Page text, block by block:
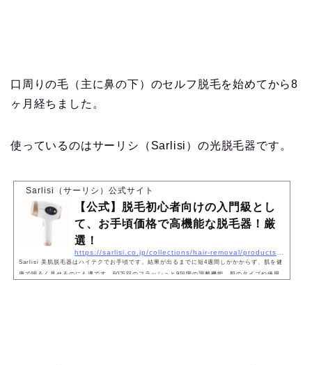
口周りの毛（主に鼻の下）のセルフ脱毛を始めてから8
ヶ月経ちました。
使っているのはサーリシ（Sarlisi）の光脱毛器です。
Sarlisi（サーリシ）公式サイト
【公式】脱毛初心者向けの入門級とし
て、お手頃価格で高機能な脱毛器！厳
選！
Sarlisi 美肌脱毛器はハイテクでお手頃です。結果が出るまでに短4週間しかかからず、肌を健
康で明るく見せるのにも適です。60万回のフラッシュと9段階の調整機能、肌のタイプや使用